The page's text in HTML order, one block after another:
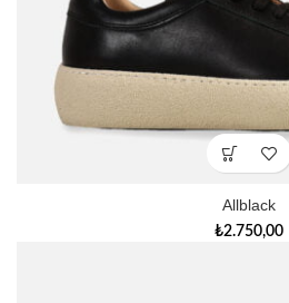
Allblack
₺2.750,00